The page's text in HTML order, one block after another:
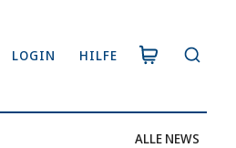
LOGIN HILFE
ALLE NEWS